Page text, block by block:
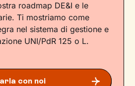
roadmap DE&I e le
Ti mostriamo come
nel sistema di gestione e
UNI/PdR 125 o L.
con noi